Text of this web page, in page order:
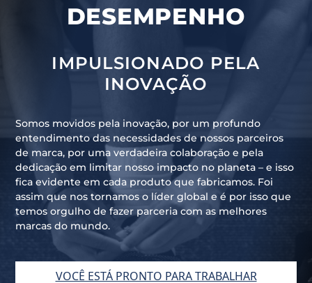
DESEMPENHO
IMPULSIONADO PELA
INOVAÇÃO
Somos movidos pela inovação, por um profundo
entendimento das necessidades de nossos parceiros
de marca, por uma verdadeira colaboração e pela
dedicação em limitar nosso impacto no planeta – e isso
fica evidente em cada produto que fabricamos. Foi
assim que nos tornamos o líder global e é por isso que
temos orgulho de fazer parceria com as melhores
marcas do mundo.
VOCÊ ESTÁ PRONTO PARA TRABALHAR